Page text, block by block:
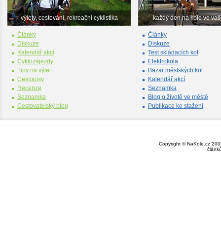
výlety, cestování, rekreační cyklistika
Články
Diskuze
Kalendář akcí
Cyklozájezdy
Tipy na výlet
Cestopisy
Recenze
Seznamka
Cestovatelský blog
každý den na kole ve
Články
Diskuze
Test skládacích kol
Elektrokola
Bazar městských kol
Kalendář akcí
Seznamka
Blog o životě ve městě
Publikace ke stažení
Copyright © NaKole.cz